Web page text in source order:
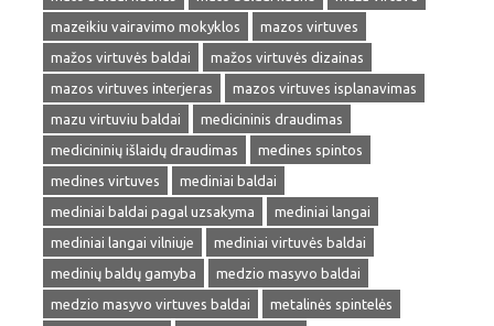
mazeikiu vairavimo mokyklos
mazos virtuves
mažos virtuvės baldai
mažos virtuvės dizainas
mazos virtuves interjeras
mazos virtuves isplanavimas
mazu virtuviu baldai
medicininis draudimas
medicininių išlaidų draudimas
medines spintos
medines virtuves
mediniai baldai
mediniai baldai pagal uzsakyma
mediniai langai
mediniai langai vilniuje
mediniai virtuvės baldai
medinių baldų gamyba
medzio masyvo baldai
medzio masyvo virtuves baldai
metalinės spintelės